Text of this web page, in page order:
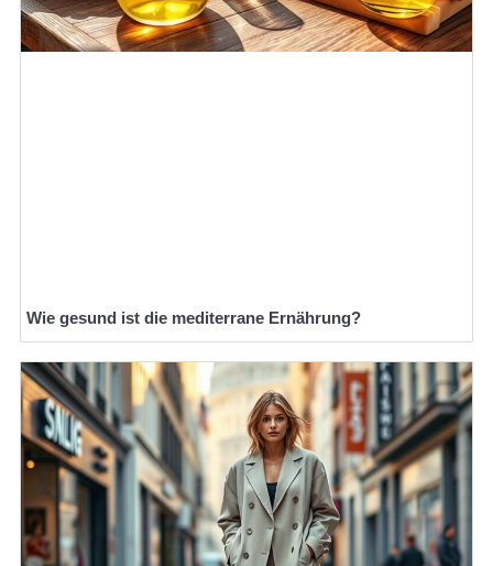
Wie gesund ist die mediterrane Ernährung?